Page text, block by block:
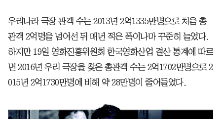
우리나라 극장 관객 수는 2013년 2억1335만명으로 처음 총
관객 2억명을 넘어선 뒤 매년 적은 폭이나마 꾸준히 늘었다.
하지만 19일 영화진흥위원회 한국영화산업 결산 통계에 따르
면 2016년 우리 극장을 찾은 총관객 수는 2억1702만명으로 2
015년 2억1730만명에 비해 약 28만명이 줄어들었다.